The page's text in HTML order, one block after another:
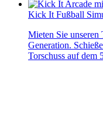
Kick It Fußball
Mieten Sie
Generation.
Torschuss auf dem